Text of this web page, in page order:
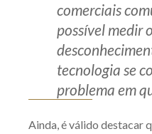
comerciais
possível medir
tecnologia se
problema em
Ainda, é válido destacar